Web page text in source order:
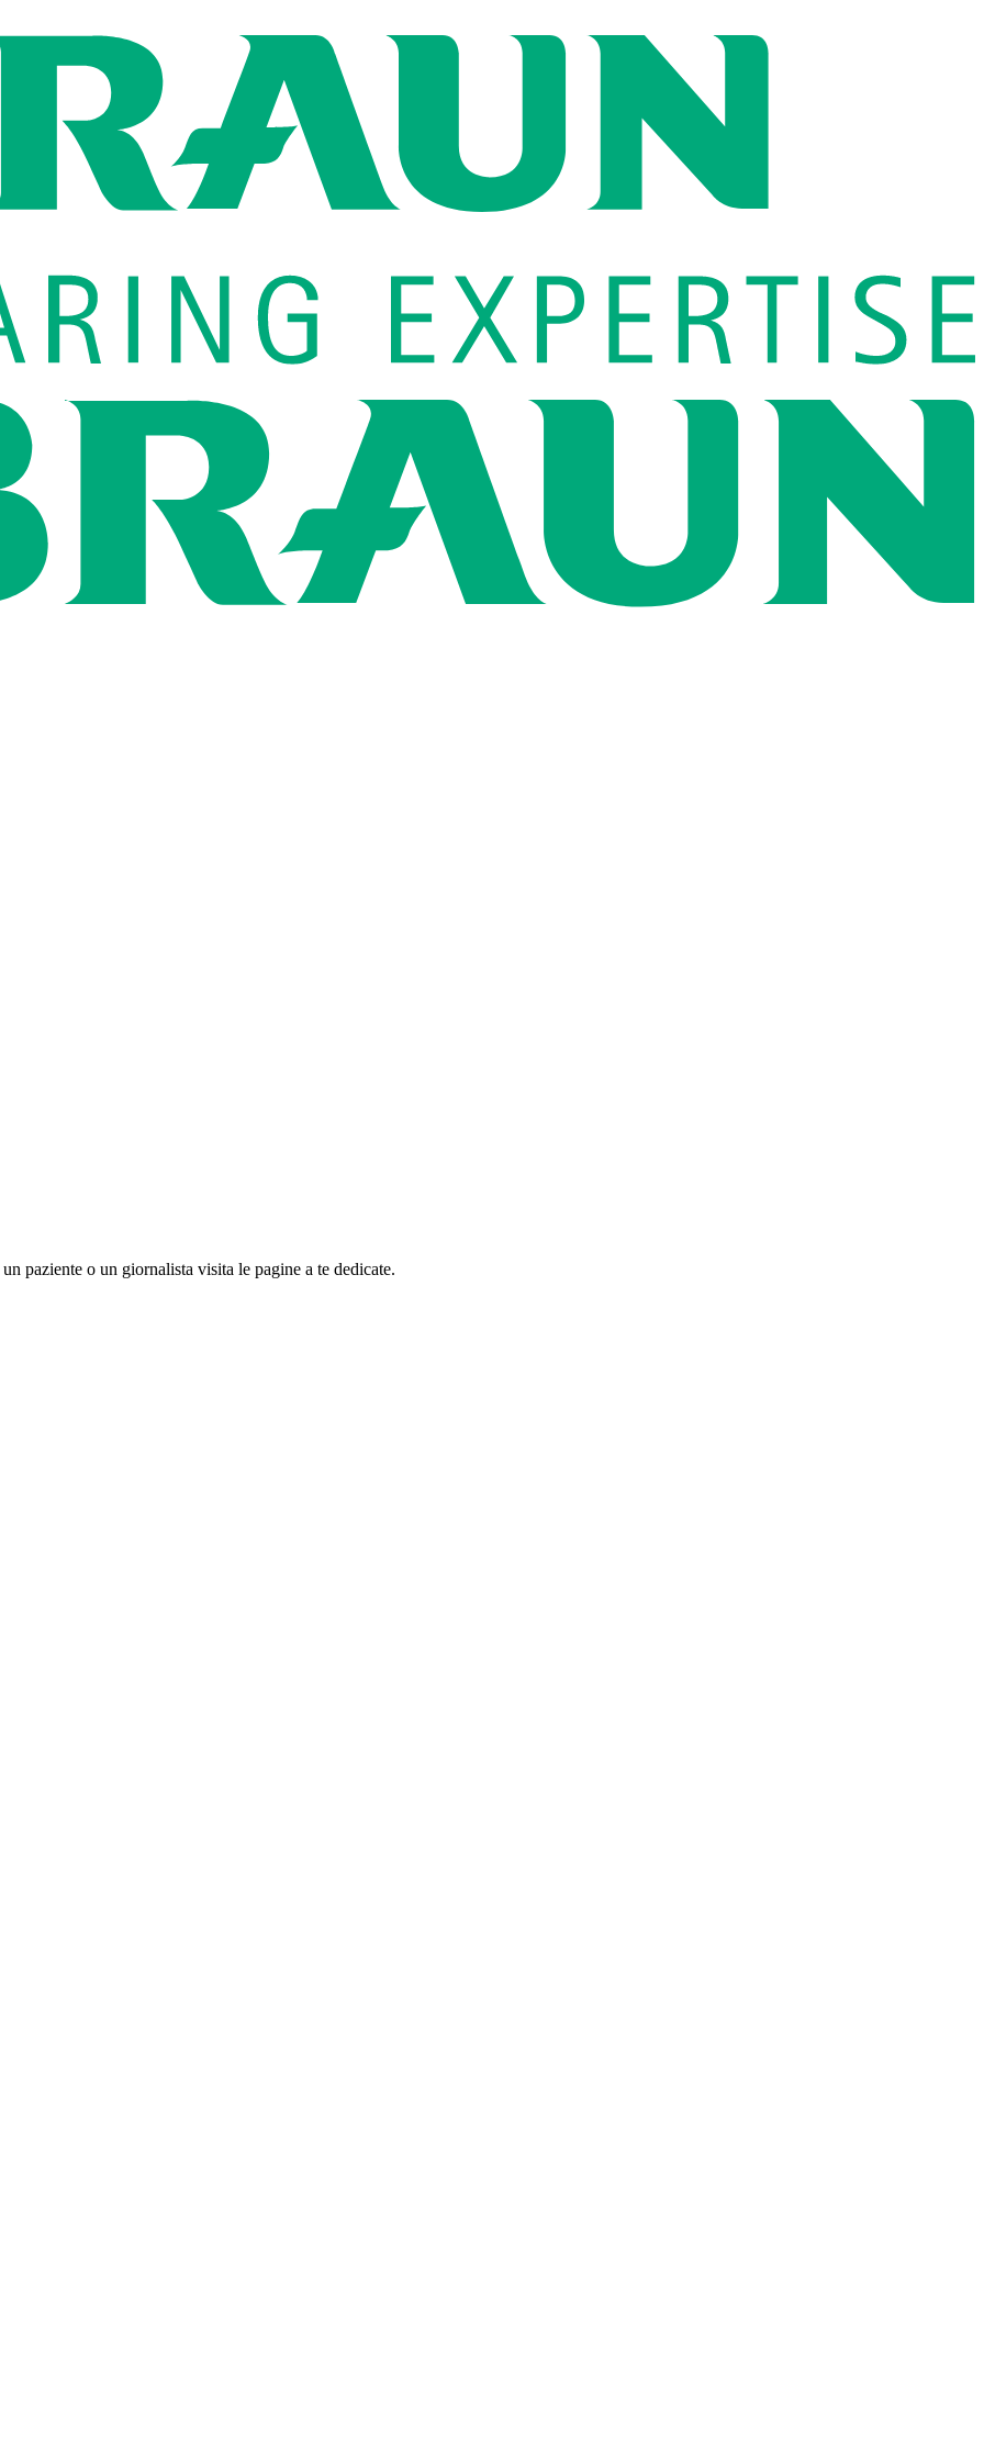
il nostro portfolio completo.
ti aiuterà a trovare il dispositivo più adatto a te.
Global Job Market e trova le posizioni aperte per ogni profilo di carriera.
un nostro referente.
paziente o un giornalista visita le pagine a te dedicate.